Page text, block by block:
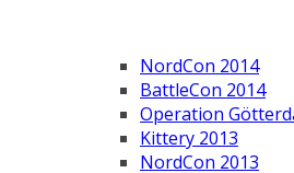
NordCon 2014
BattleCon 2014
Operation
Kittery 2013
NordCon 2013